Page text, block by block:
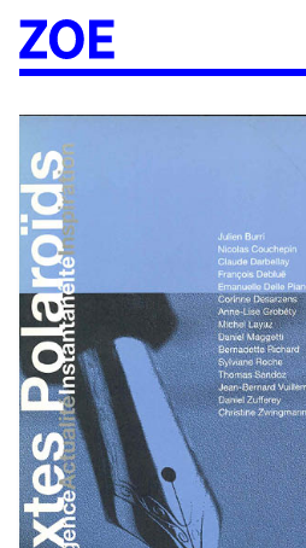
Accueil
À paraître
Catalogue
Auteur·ices
Agenda
Les éditions Zoé
Diffusion
Médiation culturelle
Manuscrits
Foreign rights
Contact
Mentions légales
Newsletter